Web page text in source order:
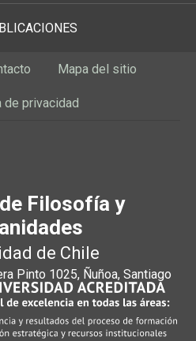
Mapa del sitio
de privacidad
Filosofía y
de Chile
Pinto 1025, Ñuñoa, Santiago